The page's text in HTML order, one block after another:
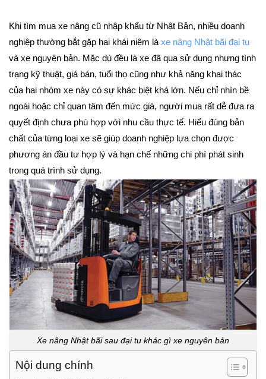
Khi tìm mua xe nâng cũ nhập khẩu từ Nhật Bản, nhiều doanh
nghiệp thường bắt gặp hai khái niệm là xe nâng Nhật bãi đại tu
và xe nguyên bản. Mặc dù đều là xe đã qua sử dụng nhưng tình
trạng kỹ thuật, giá bán, tuổi thọ cũng như khả năng khai thác
của hai nhóm xe này có sự khác biệt khá lớn. Nếu chỉ nhìn bề
ngoài hoặc chỉ quan tâm đến mức giá, người mua rất dễ đưa ra
quyết định chưa phù hợp với nhu cầu thực tế. Hiểu đúng bản
chất của từng loại xe sẽ giúp doanh nghiệp lựa chọn được
phương án đầu tư hợp lý và hạn chế những chi phí phát sinh
trong quá trình sử dụng.
Xe nâng Nhật bãi sau đại tu khác gì xe nguyên bản
Nội dung chính